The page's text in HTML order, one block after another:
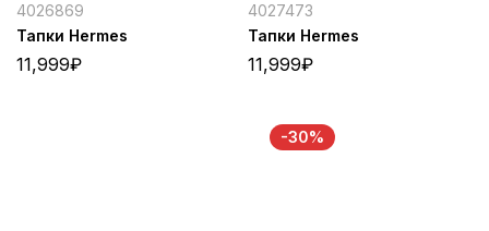
4026869
Тапки Hermes
11,999₽
4027473
Тапки Hermes
11,999₽
-30%